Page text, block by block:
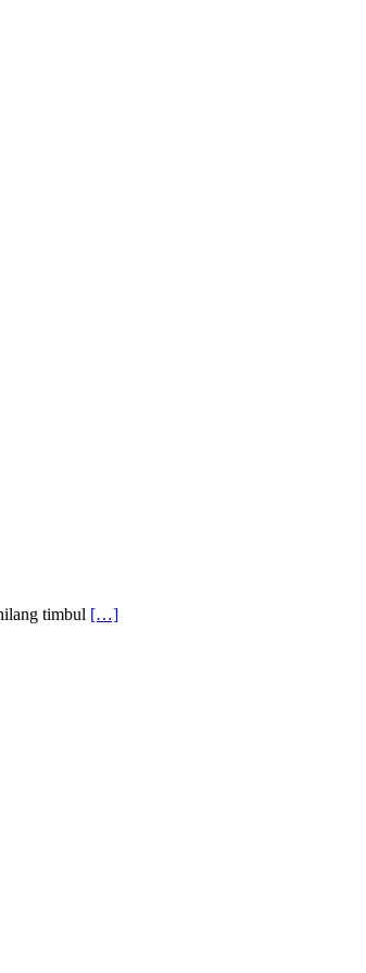
timbul […]